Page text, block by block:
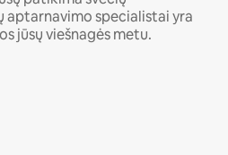
aptarnavimo specialistai yra
jūsų viešnagės metu.